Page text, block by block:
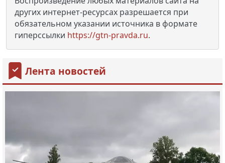
других интернет-ресурсах разрешается при
обязательном указании источника в формате
гиперссылки https://gtn-pravda.ru.
Лента новостей